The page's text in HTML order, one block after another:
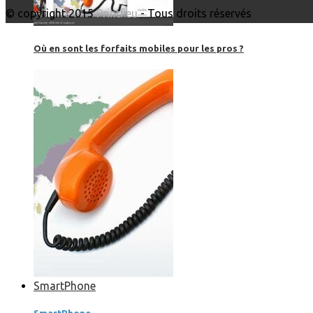
Où en sont les forfaits mobiles pour les pros ?
SmartPhone
© copyright 2015Printf.eu- Tous droits réservés